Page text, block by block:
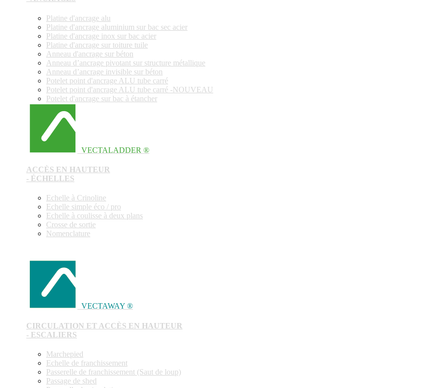
Platine d'ancrage alu
Platine d'ancrage aluminium sur bac sec acier
Platine d'ancrage inox sur bac acier
Platine d'ancrage sur toiture tuile
Anneau d'ancrage sur béton
Anneau d’ancrage pivotant sur structure métallique
Anneau d’ancrage invisible sur béton
Potelet point d'ancrage ALU tube carré
Potelet point d'ancrage ALU tube carré -NOUVEAU
Potelet d'ancrage sur bac à étancher
VECTALADDER ®
ACCÈS EN HAUTEUR
- ÉCHELLES
Echelle à Crinoline
Echelle simple éco / pro
Echelle à coulisse à deux plans
Crosse de sortie
Nomenclature
VECTAWAY ®
CIRCULATION ET ACCÈS EN HAUTEUR
- ESCALIERS
Marchepied
Echelle de franchissement
Passerelle de franchissement (Saut de loup)
Passage de shed